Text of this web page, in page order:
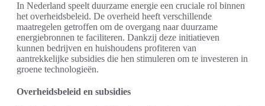
In Nederland speelt duurzame energie een cruciale rol binnen
het overheidsbeleid. De overheid heeft verschillende
maatregelen getroffen om de overgang naar duurzame
energiebronnen te faciliteren. Dankzij deze initiatieven
kunnen bedrijven en huishoudens profiteren van
aantrekkelijke subsidies die hen stimuleren om te investeren in
groene technologieën.
Overheidsbeleid en subsidies